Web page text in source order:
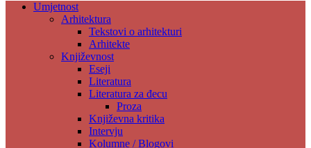
Umjetnost
Arhitektura
Tekstovi o arhitekturi
Arhitekte
Književnost
Eseji
Literatura
Literatura za đecu
Proza
Književna kritika
Intervju
Kolumne / Blogovi